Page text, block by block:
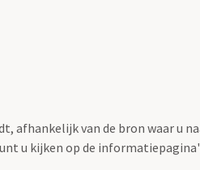
afhankelijk van de bron waar u
u kijken op de